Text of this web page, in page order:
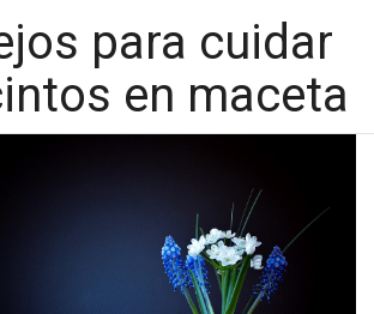
para cuidar
en maceta